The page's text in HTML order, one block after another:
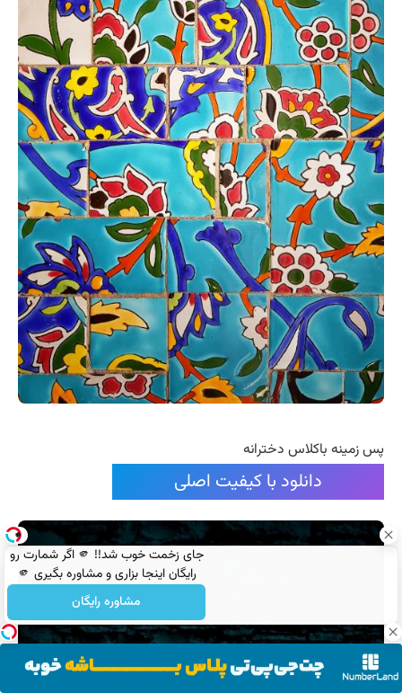
جای زخمت خوب شد!! 🫵 اگر شمارت رو
رایگان اینجا بزاری و مشاوره بگیری 🫵
مشاوره رایگان
پس زمینه باکلاس دخترانه
دانلود با کیفیت اصلی